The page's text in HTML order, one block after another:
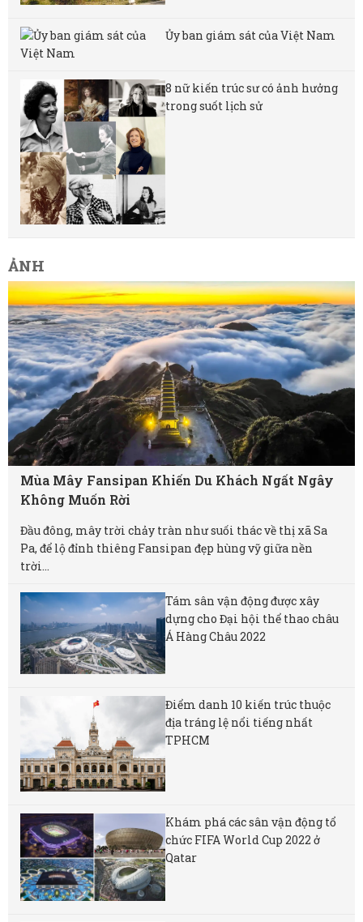
Ủy ban giám sát của Việt Nam
8 nữ kiến ​​trúc sư có ảnh hưởng
trong suốt lịch sử
ẢNH
Mùa Mây Fansipan Khiến Du Khách Ngất Ngây
Không Muốn Rời
Đầu đông, mây trời chảy tràn như suối thác về thị xã Sa
Pa, để lộ đỉnh thiêng Fansipan đẹp hùng vỹ giữa nền
trời...
Tám sân vận động được xây
dựng cho Đại hội thể thao châu
Á Hàng Châu 2022
Điểm danh 10 kiến trúc thuộc
địa tráng lệ nổi tiếng nhất
TPHCM
Khám phá các sân vận động tổ
chức FIFA World Cup 2022 ở
Qatar